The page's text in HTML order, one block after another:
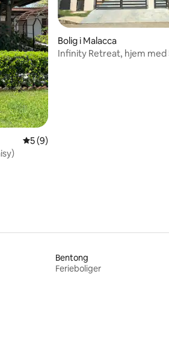
omtaler
5 ud af 5 i gennemsnitlig
5 (9)
Bolig i Malacca
Infinity Retreat, hjem med
Bentong
Ferieboliger